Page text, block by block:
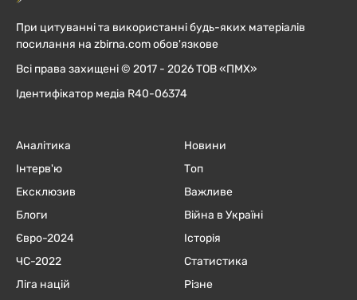
При цитуванні та використанні будь-яких матеріалів
посилання на zbirna.com обов'язкове
Всі права захищені © 2017 - 2026 ТОВ «ПМХ»
Ідентифікатор медіа R40-06374
Аналітика
Інтерв'ю
Ексклюзив
Блоги
Євро-2024
ЧC-2022
Ліга націй
Новини
Топ
Важливе
Війна в Україні
Історія
Статистика
Різне